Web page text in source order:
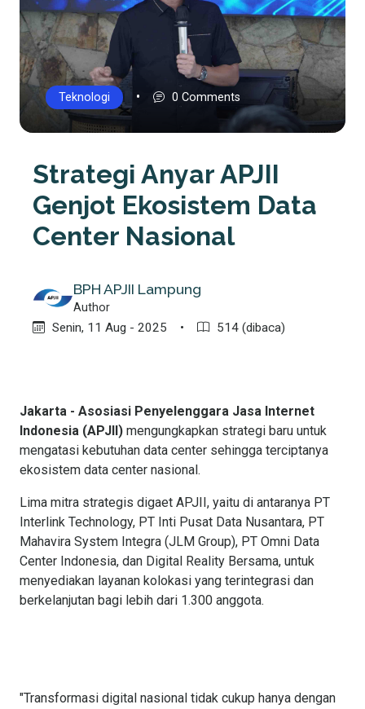
Teknologi • 0 Comments
Strategi Anyar APJII
Genjot Ekosistem Data
Center Nasional
BPH APJII Lampung
Author
Senin, 11 Aug - 2025 • 514 (dibaca)
Jakarta - Asosiasi Penyelenggara Jasa Internet
Indonesia (APJII) mengungkapkan strategi baru untuk
mengatasi kebutuhan data center sehingga terciptanya
ekosistem data center nasional.
Lima mitra strategis digaet APJII, yaitu di antaranya PT
Interlink Technology, PT Inti Pusat Data Nusantara, PT
Mahavira System Integra (JLM Group), PT Omni Data
Center Indonesia, dan Digital Reality Bersama, untuk
menyediakan layanan kolokasi yang terintegrasi dan
berkelanjutan bagi lebih dari 1.300 anggota.
"Transformasi digital nasional tidak cukup hanya dengan